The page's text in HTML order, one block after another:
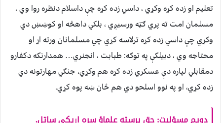
تعلیم او زده کړه وکړي ، داسي زده کړه چې داسلام دنظره روا وي ،
مسلمان امت ته پري ګټه ورسیږي ، بلکي داهڅه او کوښښ دي
وکړي چې داسي زده کړه ترلاسه کړي چي مسلمانان ورته اړ او
محتاجه وي ، دبیلګې په توګه: طبابت ، انجنري… همدارنګه دکفارو
دمقابلي لپاره دې عسکري زده کړه هم وکړي، جنګي مهارتونه دي
زده کړي، او په نوو اسلحو دي هم ځان ښه پوه کړي.